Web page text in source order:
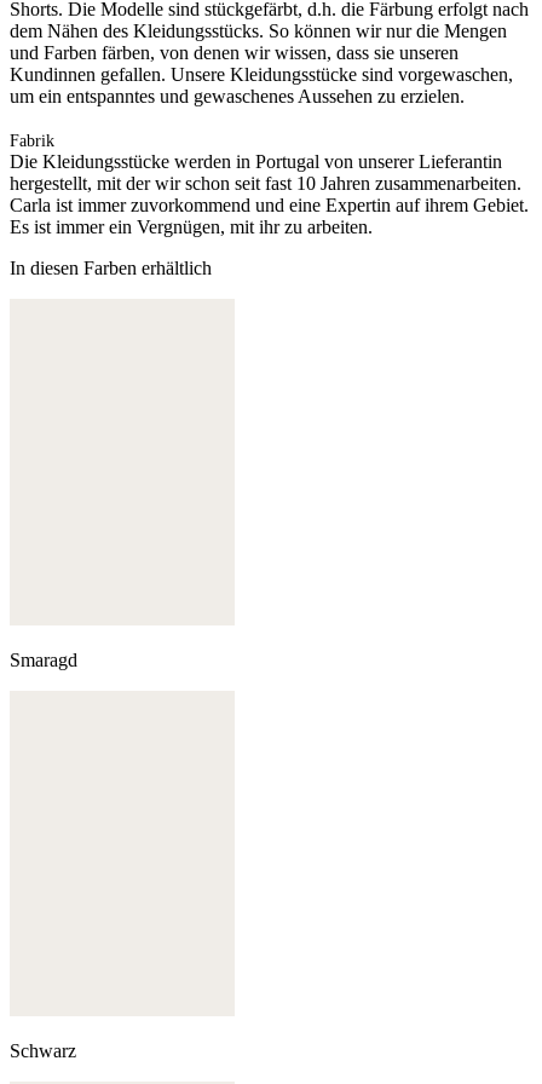
Shorts. Die Modelle sind stückgefärbt, d.h. die Färbung erfolgt nach
dem Nähen des Kleidungsstücks. So können wir nur die Mengen
und Farben färben, von denen wir wissen, dass sie unseren
Kundinnen gefallen. Unsere Kleidungsstücke sind vorgewaschen,
um ein entspanntes und gewaschenes Aussehen zu erzielen.
Fabrik
Die Kleidungsstücke werden in Portugal von unserer Lieferantin
hergestellt, mit der wir schon seit fast 10 Jahren zusammenarbeiten.
Carla ist immer zuvorkommend und eine Expertin auf ihrem Gebiet.
Es ist immer ein Vergnügen, mit ihr zu arbeiten.
In diesen Farben erhältlich
Smaragd
Schwarz